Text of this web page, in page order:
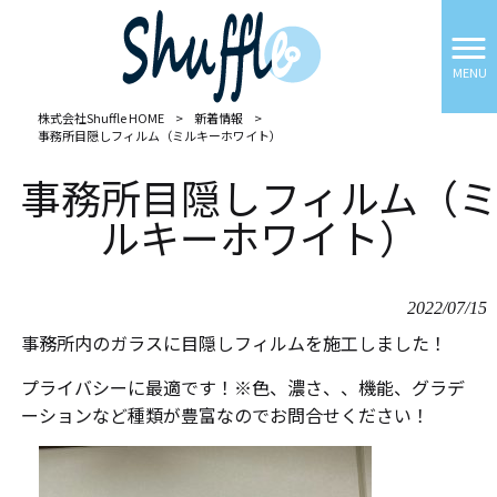
MENU
株式会社Shuffle HOME > 新着情報
>
事務所目隠しフィルム（ミルキーホワイト）
事務所目隠しフィルム（ミ
ルキーホワイト）
2022/07/15
事務所内のガラスに目隠しフィルムを施工しました！
プライバシーに最適です！※色、濃さ、、機能、グラデ
ーションなど種類が豊富なのでお問合せください！